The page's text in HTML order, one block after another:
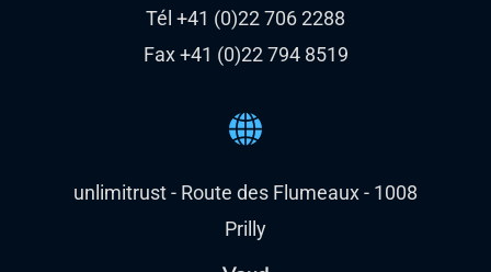
Tél +41 (0)22 706 2288
Fax +41 (0)22 794 8519
unlimitrust - Route des Flumeaux - 1008
Prilly